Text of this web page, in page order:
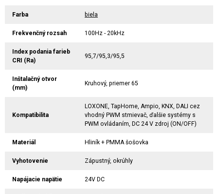
Farba biela
Frekvenčný rozsah 100Hz - 20kHz
Index podania farieb
CRI (Ra)
95,7/95,3/95,5
Inštalačný otvor
(mm)
Kruhový, priemer 65
Kompatibilita
LOXONE, TapHome, Ampio, KNX, DALI cez
vhodný PWM stmievač, ďalšie systémy s
PWM ovládaním, DC 24 V zdroj (ON/OFF)
Materiál Hliník + PMMA šošovka
Vyhotovenie Zápustný, okrúhly
Napájacie napätie 24V DC